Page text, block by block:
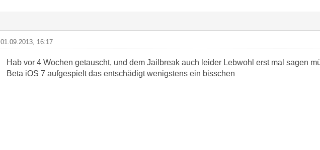
01.09.2013, 16:17
Hab vor 4 Wochen getauscht, und dem Jailbreak auch leider Lebwohl erst mal sagen
Beta iOS 7 aufgespielt das entschädigt wenigstens ein bisschen